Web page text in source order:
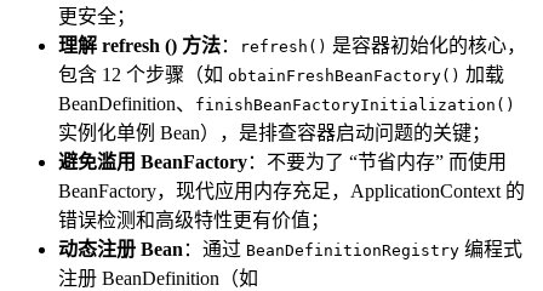
更安全；
理解 refresh () 方法： refresh() 是容器初始化的核心，
包含 12 个步骤（如 obtainFreshBeanFactory() 加载
BeanDefinition、
finishBeanFactoryInitialization()
实例化单例 Bean），是排查容器启动问题的关键；
避免滥用 BeanFactory：不要为了 “节省内存” 而使用
BeanFactory，现代应用内存充足，ApplicationContext 的
错误检测和高级特性更有价值；
动态注册 Bean ：通过 BeanDefinitionRegistry 编程式
注册 BeanDefinition（如